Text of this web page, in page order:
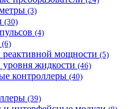
(3)
(30)
(4)
(6)
мощности (5)
жидкости (46)
контроллеры (40)
(39)